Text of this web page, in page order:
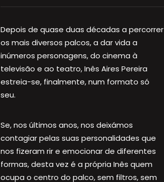
Depois de quase duas décadas a percorrer
os mais diversos palcos, a dar vida a
inúmeros personagens, do cinema à
televisão e ao teatro, Inês Aires Pereira
estreia-se, finalmente, num formato só
seu.
Se, nos últimos anos, nos deixámos
contagiar pelas suas personalidades que
nos fizeram rir e emocionar de diferentes
formas, desta vez é a própria Inês quem
ocupa o centro do palco, sem filtros, sem